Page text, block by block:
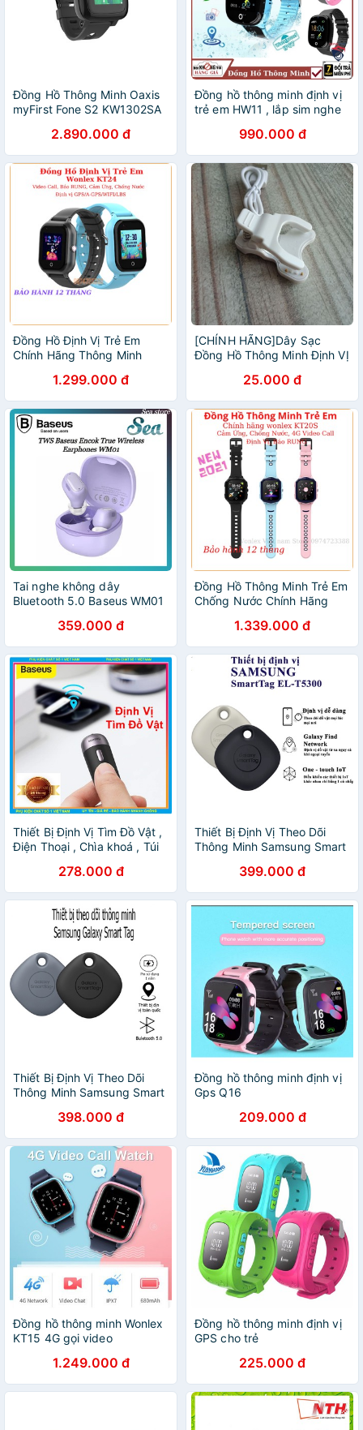
Đồng Hồ Thông Minh Oaxis
myFirst Fone S2 KW1302SA
Dụng Trên Andrid & IOS -
Hàng Chính Hãng
2.890.000 đ
Đồng hồ thông minh định vị
trẻ em HW11 , lắp sim nghe
vị GPS , Bảo hành chính
hãng
990.000 đ
Đồng Hồ Định Vị Trẻ Em
Chính Hãng Thông Minh
Nước, Có RUNG, 4G Video
Call, nghe gọi Giá Rẻ
1.299.000 đ
[CHÍNH HÃNG]Dây Sạc
Đồng Hồ Thông Minh Định VỊ
GW100, GW400S, GW400X,
KT01, TD-06W, DF25, DF31,
DF
25.000 đ
Tai nghe không dây
Bluetooth 5.0 Baseus WM01
định - Chống ồn - Pin trâu -
Chính hãng
359.000 đ
Đồng Hồ Thông Minh Trẻ Em
Chống Nước Chính Hãng
CALL, Nghe Gọi Định Vị,
Cảm Ứng, Báo RUNG Giá Rẻ
1.339.000 đ
Thiết Bị Định Vị Tìm Đồ Vật ,
Điện Thoại , Chìa khoá , Túi
Baseus ZLFDQT3 Chính
Hãng
278.000 đ
Thiết Bị Định Vị Theo Dõi
Thông Minh Samsung Smart
Chính Hãng - Bảo Hành Lỗi 1
Đổi 1
399.000 đ
Thiết Bị Định Vị Theo Dõi
Thông Minh Samsung Smart
Chính Hãng - Bảo Hành Lỗi 1
Đổi 1
398.000 đ
Đồng hồ thông minh định vị
Gps Q16
209.000 đ
Đồng hồ thông minh Wonlex
KT15 4G gọi video
1.249.000 đ
Đồng hồ thông minh định vị
GPS cho trẻ
225.000 đ